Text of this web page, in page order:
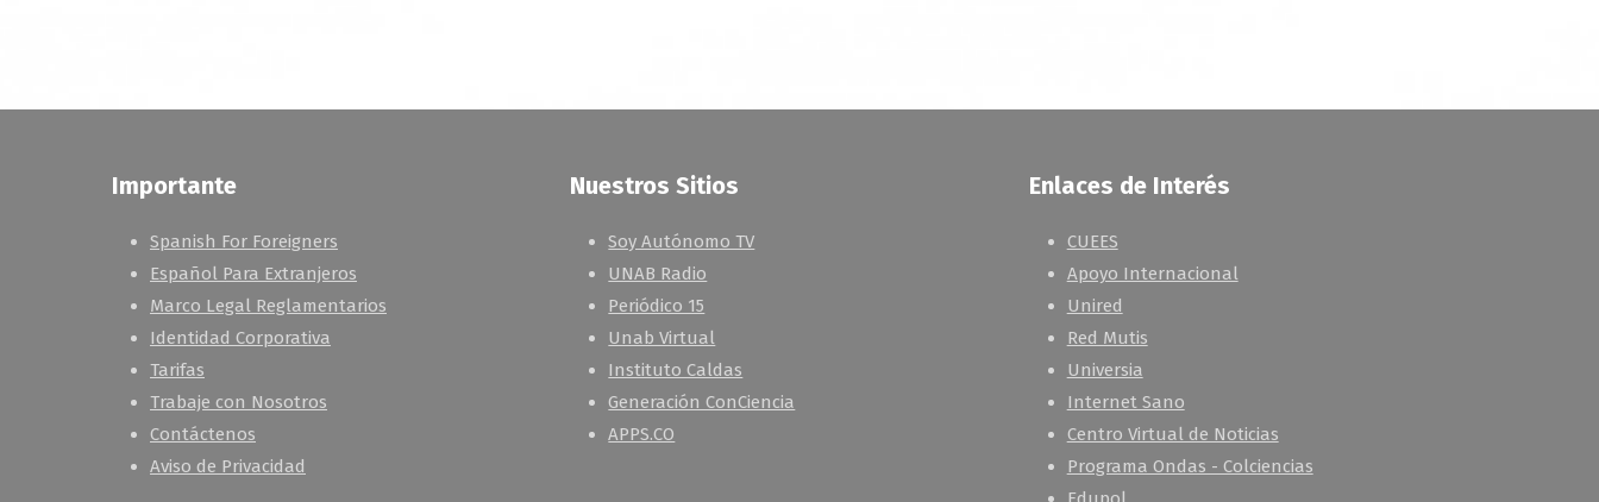
Importante
Spanish For Foreigners
Español Para Extranjeros
Marco Legal Reglamentarios
Identidad Corporativa
Tarifas
Trabaje con Nosotros
Contáctenos
Aviso de Privacidad
Nuestros Sitios
Soy Autónomo TV
UNAB Radio
Periódico 15
Unab Virtual
Instituto Caldas
Generación ConCiencia
APPS.CO
Enlaces de Interés
CUEES
Apoyo Internacional
Unired
Red Mutis
Universia
Internet Sano
Centro Virtual de Noticias
Programa Ondas - Colciencias